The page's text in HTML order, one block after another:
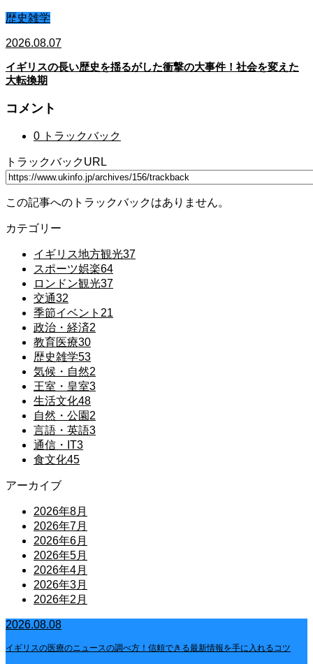
歴史雑学
2026.08.07
イギリスの長い歴史を揺るがした衝撃の大事件！社会を変えた
大転換期
コメント
0 トラックバック
トラックバックURL
この記事へのトラックバックはありません。
カテゴリー
イギリス地方観光37
スポーツ娯楽64
ロンドン観光37
交通32
季節イベント 21
政治・経済2
教育医療30
歴史雑学53
気候・自然2
王室・皇室3
生活文化48
自然・公園 2
言語・英語3
通信・IT3
食文化45
アーカイブ
2026年8月
2026年7月
2026年6月
2026年5月
2026年4月
2026年3月
2026年2月
2026.08.08
イギリスの医療のニュースの調べ方！信頼できる最新情報を手に入れるコツ